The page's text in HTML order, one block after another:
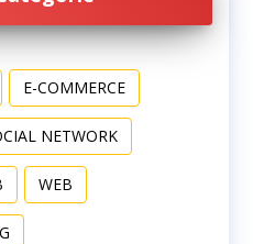
E-COMMERCE
NETWORK
WEB